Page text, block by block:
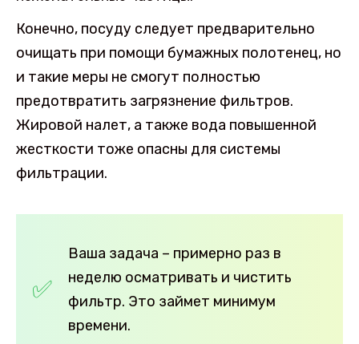
Конечно, посуду следует предварительно
очищать при помощи бумажных полотенец, но
и такие меры не смогут полностью
предотвратить загрязнение фильтров.
Жировой налет, а также вода повышенной
жесткости тоже опасны для системы
фильтрации.
Ваша задача – примерно раз в
неделю осматривать и чистить
фильтр. Это займет минимум
времени.